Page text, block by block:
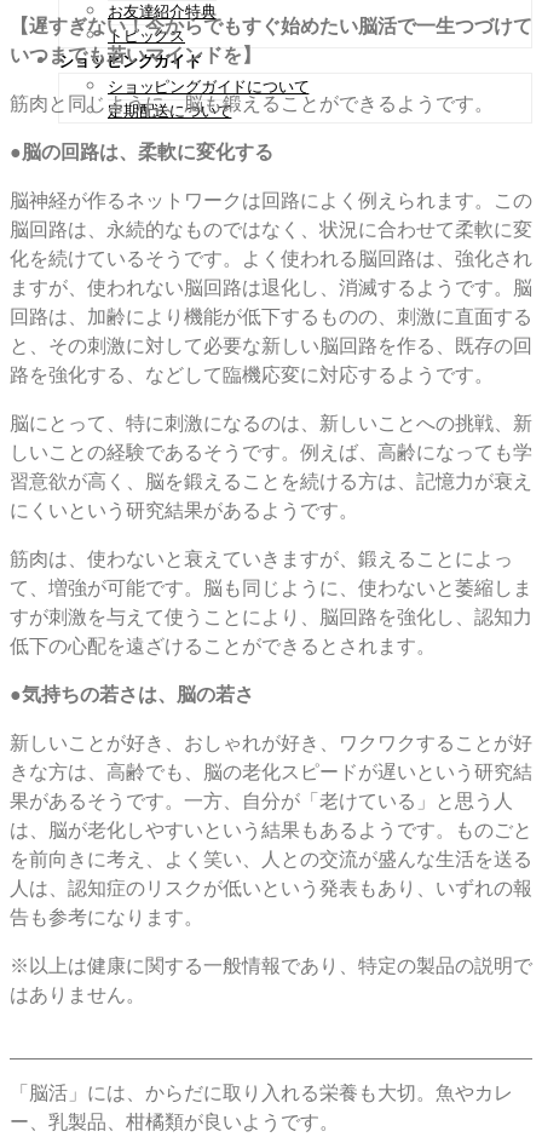
お友達紹介特典
トピックス
ショッピングガイド
ショッピングガイドについて
定期配送について
【遅すぎない！今からでもすぐ始めたい脳活で一生つづけて
いつまでも若いマインドを】
筋肉と同じように、脳も鍛えることができるようです。
●脳の回路は、柔軟に変化する
脳神経が作るネットワークは回路によく例えられます。この
脳回路は、永続的なものではなく、状況に合わせて柔軟に変
化を続けているそうです。よく使われる脳回路は、強化され
ますが、使われない脳回路は退化し、消滅するようです。脳
回路は、加齢により機能が低下するものの、刺激に直面する
と、その刺激に対して必要な新しい脳回路を作る、既存の回
路を強化する、などして臨機応変に対応するようです。
脳にとって、特に刺激になるのは、新しいことへの挑戦、新
しいことの経験であるそうです。例えば、高齢になっても学
習意欲が高く、脳を鍛えることを続ける方は、記憶力が衰え
にくいという研究結果があるようです。
筋肉は、使わないと衰えていきますが、鍛えることによっ
て、増強が可能です。脳も同じように、使わないと萎縮しま
すが刺激を与えて使うことにより、脳回路を強化し、認知力
低下の心配を遠ざけることができるとされます。
●気持ちの若さは、脳の若さ
新しいことが好き、おしゃれが好き、ワクワクすることが好
きな方は、高齢でも、脳の老化スピードが遅いという研究結
果があるそうです。一方、自分が「老けている」と思う人
は、脳が老化しやすいという結果もあるようです。ものごと
を前向きに考え、よく笑い、人との交流が盛んな生活を送る
人は、認知症のリスクが低いという発表もあり、いずれの報
告も参考になります。
※以上は健康に関する一般情報であり、特定の製品の説明で
はありません。
「脳活」には、からだに取り入れる栄養も大切。魚やカレ
ー、乳製品、柑橘類が良いようです。